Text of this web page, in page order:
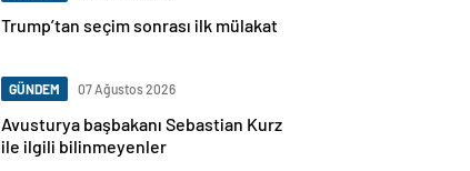
Trump’tan seçim sonrası ilk mülakat
GÜNDEM 07 Ağustos 2026
Avusturya başbakanı Sebastian Kurz
ile ilgili bilinmeyenler